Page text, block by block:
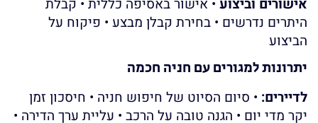
אישורים וביצוע • אישור באסיפה כללית • קבלת
היתרים נדרשים • בחירת קבלן מבצע • פיקוח על
הביצוע
יתרונות למגורים עם חניה חכמה
לדיירים: • סיום הסיוט של חיפוש חניה • חיסכון זמן
יקר מדי יום • הגנה טובה על הרכב • עליית ערך הדירה •